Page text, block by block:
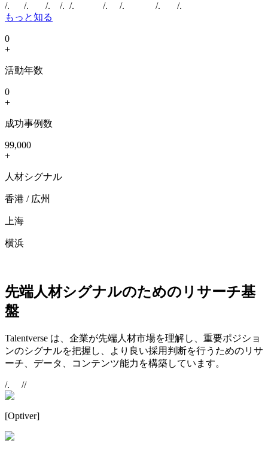
/. /. /. /. /. /. /. /.
/.
もっと知る
0
+
活動年数
0
+
成功事例数
99,000
+
人材シグナル
香港 / 広州
上海
横浜
先端人材シグナルのための リサーチ基
盤
Talentverse は、企業が先端人材市場を理解し、重要ポジショ
ンのシグナルを把握し、より良い採用判断を行うためのリサ
ーチ、データ、コンテンツ能力を構築しています。
/. //
[Optiver]